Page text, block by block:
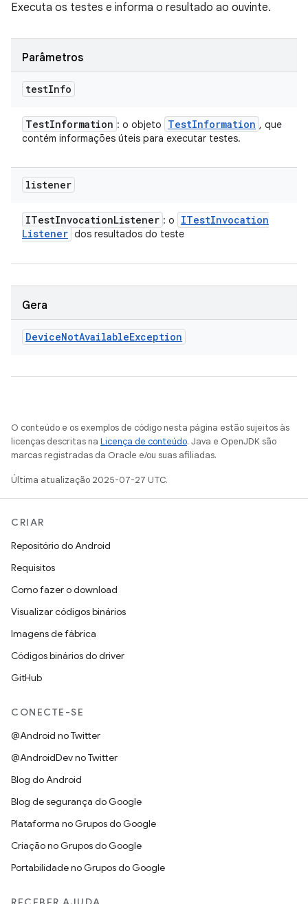
Executa os testes e informa o resultado ao ouvinte.
Parâmetros
testInfo
TestInformation : o objeto TestInformation , que
contém informações úteis para executar testes.
listener
ITestInvocationListener : o ITestInvocation
Listener dos resultados do teste
Gera
DeviceNotAvailableException
O conteúdo e os exemplos de código nesta página estão sujeitos às
licenças descritas na Licença de conteúdo. Java e OpenJDK são
marcas registradas da Oracle e/ou suas afiliadas.
Última atualização 2025-07-27 UTC.
CRIAR
Repositório do Android
Requisitos
Como fazer o download
Visualizar códigos binários
Imagens de fábrica
Códigos binários do driver
GitHub
CONECTE-SE
@Android no Twitter
@AndroidDev no Twitter
Blog do Android
Blog de segurança do Google
Plataforma no Grupos do Google
Criação no Grupos do Google
Portabilidade no Grupos do Google